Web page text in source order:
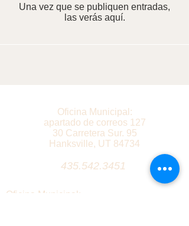
Una vez que se publiquen entradas,
las verás aquí.
Oficina Municipal:
apartado de correos 127
30 Carretera Sur. 95
Hanksville, UT 84734
435.542.3451
Oficina Municipal: